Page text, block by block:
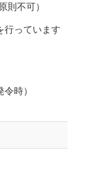
則不可）
行っています
時）